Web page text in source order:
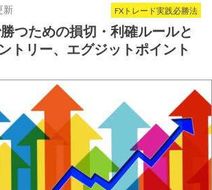
FXトレード実践必勝法
新
つための損切・利確ルールと
トリー、エグジットポイント